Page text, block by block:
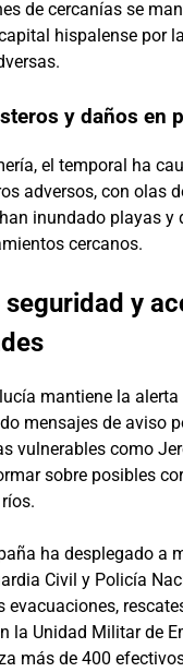
de cercanías se
hispalense por
y daños en
el temporal ha
adversos, con olas
inundado playas y
cercanos.
y
mantiene la alerta
mensajes de aviso
vulnerables como
sobre posibles
ha desplegado a
Civil y Policía
evacuaciones,
la Unidad Militar de
más de 400